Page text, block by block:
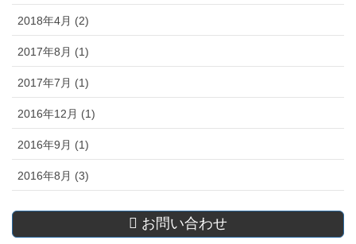
2018年4月 (2)
2017年8月 (1)
2017年7月 (1)
2016年12月 (1)
2016年9月 (1)
2016年8月 (3)
お問い合わせ